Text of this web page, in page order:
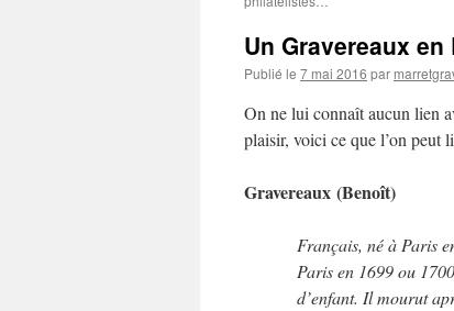
Un Gravereaux en
Publié le 7 mai 2016 par
On ne lui connaît aucun lien
plaisir, voici ce que l’on peut
Gravereaux (Benoît)
Français, né à Paris
Paris en 1699 ou
d’enfant. Il mourut